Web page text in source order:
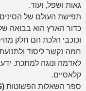
גאות ושפל, ועוד.
תפישת העולם של
כדור הארץ הוא בבואה
וכוכבי הלכת הם חלק
חמה נקשר ליסוד
לאדמה ונוגה למתכת.
קלאסיים.
ספר השאלות הפשוטות (NEI CHING)